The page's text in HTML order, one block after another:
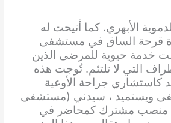
الأبهري. كما أتيحت له
قرحة الساق في مستشفى
خدمة حيوية للمرضى الذين
التي لا تلتئم. تُوجت هذه
كاستشاري جراحة الأوعية
ويستميد ، سيدني (مستشفى
منصب مشترك كمحاضر في